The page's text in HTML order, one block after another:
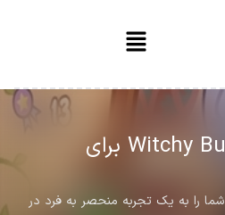
دانلود بازی Witchy Business برای
دانلود بازی Witchy Business شما را به یک تجربه منحصر به فرد در